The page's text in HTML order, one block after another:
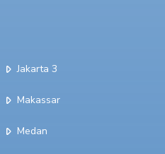
Jakarta 3
Makassar
Medan